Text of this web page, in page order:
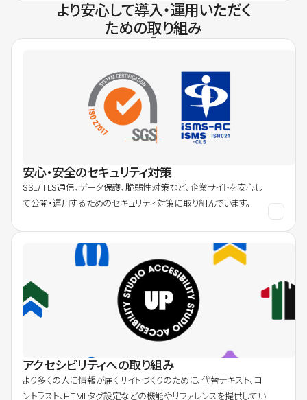
より安心して導入・運用いただく
ための取り組み
安心・安全のセキュリティ対策
SSL/TLS通信、データ保護、脆弱性対策など、企業サイトを安心し
て公開・運用するためのセキュリティ対策に取り組んでいます。
アクセシビリティへの取り組み
より多くの人に情報が届くサイトづくりのために、代替テキスト、コ
ントラスト、HTMLタグ設定などの機能やリファレンスを提供してい